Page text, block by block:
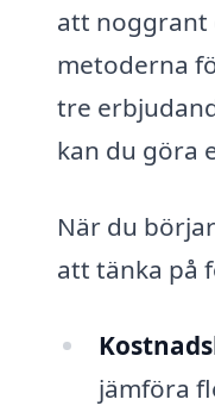
att noggrant
metoderna
tre
kan du göra
När du
att tänka på
jämföra